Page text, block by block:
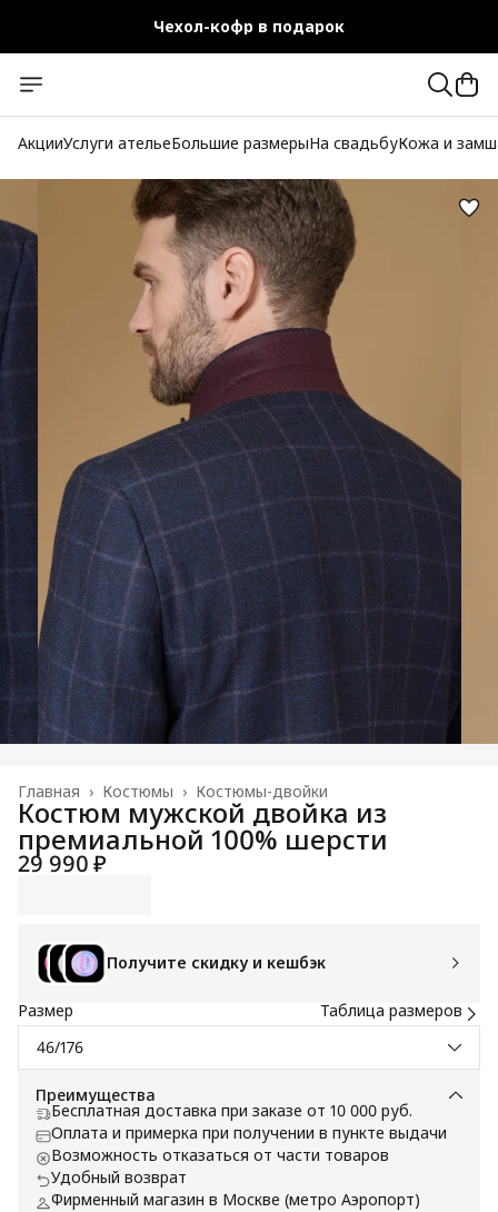
Чехол-кофр в подарок
Бесплатная доставка при заказе от 10 000 руб.
АкцииУслуги ательеБольшие размерыНа свадьбуКожа и
Костюмы-двойки
Костюмы ›
Главная ›
Костюм мужской двойка из
премиальной 100% шерсти
29 990 ₽
Получите скидку и кешбэк
Размер
Таблица размеров
46/176
Преимущества
Бесплатная доставка при заказе от 10 000 руб.
Оплата и примерка при получении в пункте выдачи
Возможность отказаться от части товаров
Удобный возврат
Фирменный магазин в Москве (метро Аэропорт)